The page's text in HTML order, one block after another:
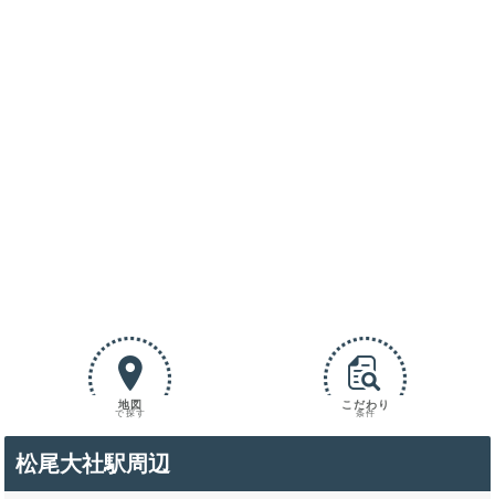
地図
で探す
こだわり
条件
松尾大社駅周辺